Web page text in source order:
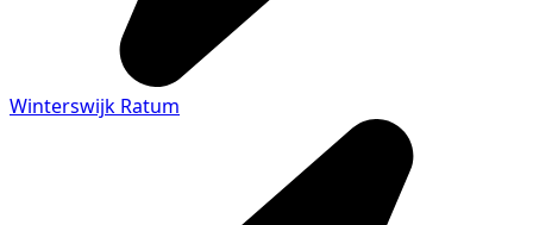
Winterswijk Ratum